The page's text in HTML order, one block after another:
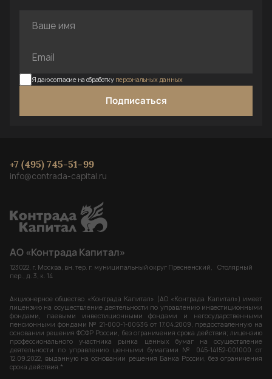
Я даю согласие на обработку персональных данных
Подписаться
+7 (495) 745-51-99
info@contrada-capital.ru
АО «Контрада Капитал»
123022, г. Москва, вн. тер. г. муниципальный округ Пресненский, Столярный
пер., д. 3, к. 14
Акционерное общество «Контрада Капитал» (АО «Контрада Капитал») имеет
лицензию на осуществление деятельности по управлению инвестиционными
фондами, паевыми инвестиционными фондами и негосударственными
пенсионными фондами № 21-000-1-00636 от 17.04.2009, предоставленную на
основании решения ФСФР России, без ограничения срока действия; лицензию
профессионального участника рынка ценных бумаг на осуществление
деятельности по управлению ценными бумагами № 045-14152-001000 от
12.09.2022, выданную на основании решения Банка России, без ограничения
срока действия.*